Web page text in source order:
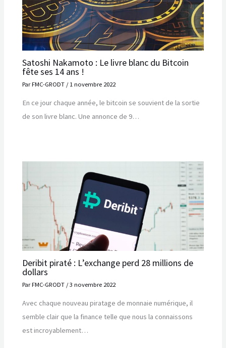
Satoshi Nakamoto : Le livre blanc du Bitcoin
fête ses 14 ans !
ParFMC-GRODT /1 novembre 2022
En ce jour chaque année, le bitcoin se souvient de la sortie
de son livre blanc. Une annonce de 9…
Deribit piraté : L’exchange perd 28 millions de
dollars
ParFMC-GRODT /3 novembre 2022
Avec chaque nouveau piratage de monnaie numérique, il
semble clair que la finance telle que nous la connaissons
est incroyablement…